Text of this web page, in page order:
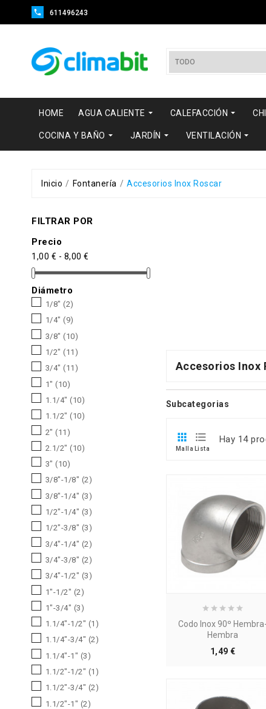
 611496243
HOME AGUA CALIENTE  CALEFACCIÓN 
COCINA Y BAÑO  JARDÍN  VENTILACIÓN 
Inicio Fontanería Accesorios Inox Roscar
FILTRAR POR
Precio
1,00 € - 8,00 €
Diámetro
1/8" (2)
1/4" (9)
3/8" (10)
1/2" (11)
3/4" (11)
1" (10)
1.1/4" (10)
1.1/2" (10)
2" (11)
2.1/2" (10)
3" (10)
3/8"-1/8" (2)
3/8"-1/4" (3)
1/2"-1/4" (3)
1/2"-3/8" (3)
3/4"-1/4" (2)
3/4"-3/8" (2)
3/4"-1/2" (3)
1"-1/2" (2)
1"-3/4" (3)
1.1/4"-1/2" (1)
1.1/4"-3/4" (2)
1.1/4"-1" (3)
1.1/2"-1/2" (1)
1.1/2"-3/4" (2)
1.1/2"-1" (2)
Accesorios Inox
Subcategorias

Malla

Lista
Hay 14
Codo Inox 90º Hembra-
Hembra
1,49 €Precio